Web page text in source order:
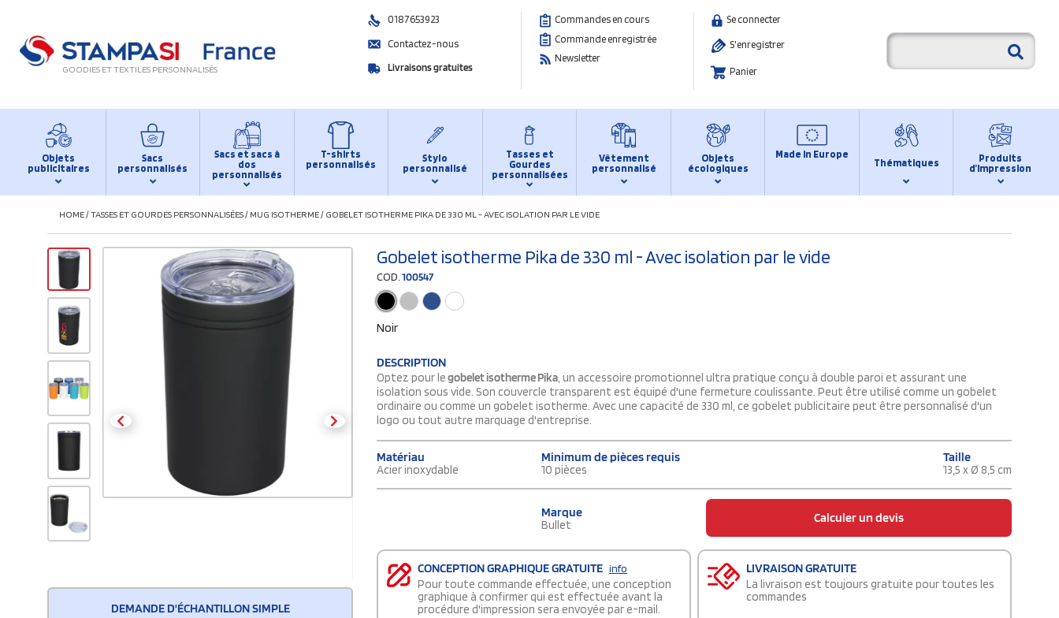
GOODIES ET TEXTILES PERSONNALISÉS
0187653923
Contactez-nous
Livraisons gratuites
Commandes en cours
Commande enregistrée
Newsletter
Se connecter
S'enregistrer
Panier
Objets
publicitaires
Sacs
personnalisés
Sacs et sacs à
dos
personnalisés
T-shirts
personnalisés
Stylo
personnalisé
Tasses et
Gourdes
personnalisées
Vêtement
personnalisé
Objets
écologiques
Made in Europe
Thématiques
Produits
d’impression
HOME/TASSES ET GOURDES PERSONNALISÉES/ MUG ISOTHERME/ GOBELET ISOTHERME PIKA DE 330 ML - AVEC ISOLATION PAR LE VIDE
DEMANDE D'ÉCHANTILLON SIMPLE
Gobelet isotherme Pika de 330 ml - Avec isolation par le vide
COD.100547
Noir
DESCRIPTION
Optez pour legobelet isotherme Pika, un accessoire promotionnel ultra pratique conçu à double paroi et assurant une
isolation sous vide. Son couvercle transparent est équipé d'une fermeture coulissante. Peut être utilisé comme un gobelet
ordinaire ou comme un gobelet isotherme. Avec une capacité de 330 ml, ce gobelet publicitaire peut être personnalisé d'un
logo ou tout autre marquage d'entreprise.
Matériau
Acier inoxydable
Minimum de pièces requis
10 pièces
Taille
13,5 x Ø 8,5 cm
Marque
Bullet Calculer un devis
CONCEPTION GRAPHIQUE GRATUITE info
Pour toute commande effectuée, une conception
graphique à confirmer qui est effectuée avant la
procédure d'impression sera envoyée par e-mail.
LIVRAISON GRATUITE
La livraison est toujours gratuite pour toutes les
commandes